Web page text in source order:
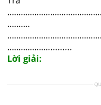
……….
………………..........
Lời giải: